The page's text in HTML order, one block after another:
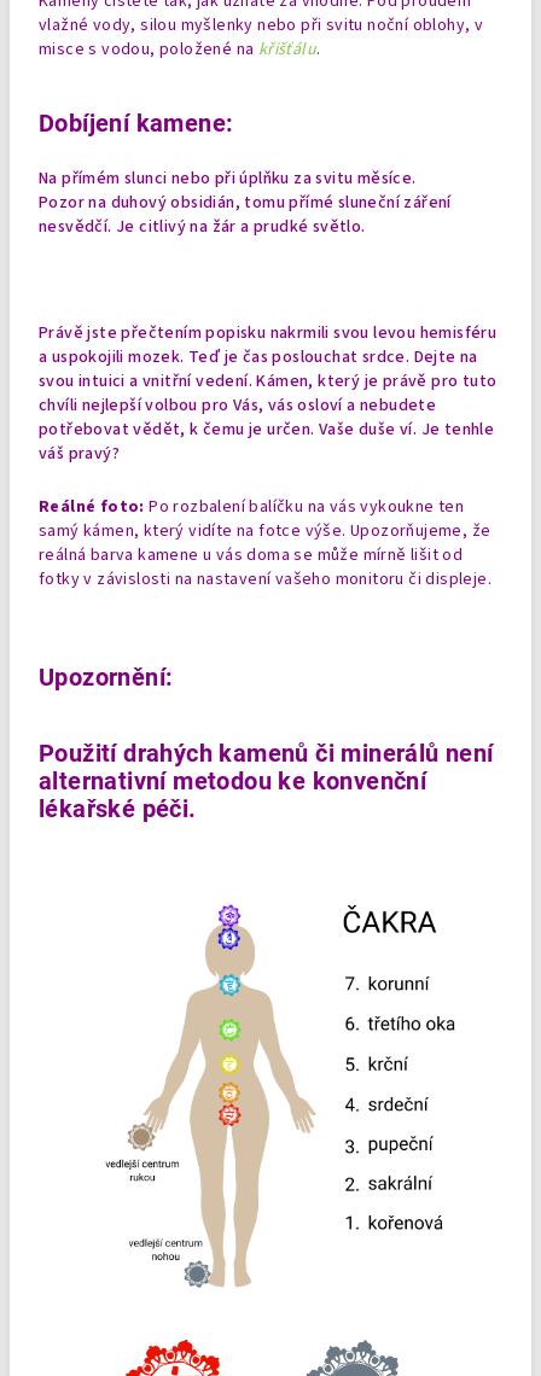
vlažné vody, silou myšlenky nebo při svitu noční oblohy, v
misce s vodou, položené na křišťálu.
Dobíjení kamene:
Na přímém slunci nebo při úplňku za svitu měsíce.
Pozor na duhový obsidián, tomu přímé sluneční záření
nesvědčí. Je citlivý na žár a prudké světlo.
Právě jste přečtením popisku nakrmili svou levou hemisféru
a uspokojili mozek. Teď je čas poslouchat srdce. Dejte na
svou intuici a vnitřní vedení. Kámen, který je právě pro tuto
chvíli nejlepší volbou pro Vás, vás osloví a nebudete
potřebovat vědět, k čemu je určen. Vaše duše ví. Je tenhle
váš pravý?
Reálné foto: Po rozbalení balíčku na vás vykoukne ten
samý kámen, který vidíte na fotce výše. Upozorňujeme, že
reálná barva kamene u vás doma se může mírně lišit od
fotky v závislosti na nastavení vašeho monitoru či displeje.
Upozornění:
Použití drahých kamenů či minerálů není
alternativní metodou ke konvenční
lékařské péči.